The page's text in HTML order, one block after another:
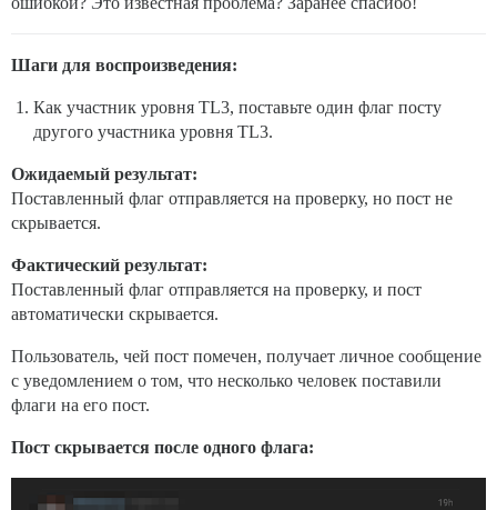
Шаги для воспроизведения:
Как участник уровня TL3, поставьте один флаг посту
другого участника уровня TL3.
Ожидаемый результат:
Поставленный флаг отправляется на проверку, но пост не
скрывается.
Фактический результат:
Поставленный флаг отправляется на проверку, и пост
автоматически скрывается.
Пользователь, чей пост помечен, получает личное сообщение
с уведомлением о том, что несколько человек поставили
флаги на его пост.
Пост скрывается после одного флага: